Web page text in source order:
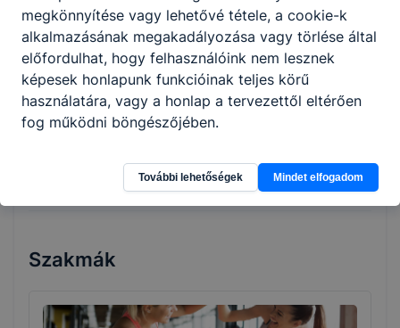
tükrében rövidebb is lehet. A képzés ágazati
alapoktatásból és szakirányú oktatásból áll.
Utóbbi a képzésben részt vevőt foglalkoztató
vállalatnál is történhet, munkaszerződése
megfelelő módosításával. A szakmai vizsga
sikeres teljesítésével államilag elismert
szakképzettséget igazoló szakmai
Szakmák
megkönnyítése vagy lehetővé tétele, a cookie-k
alkalmazásának megakadályozása vagy törlése által
előfordulhat, hogy felhasználóink nem lesznek
képesek honlapunk funkcióinak teljes körű
használatára, vagy a honlap a tervezettől eltérően
fog működni böngészőjében.
További lehetőségek Mindet elfogadom